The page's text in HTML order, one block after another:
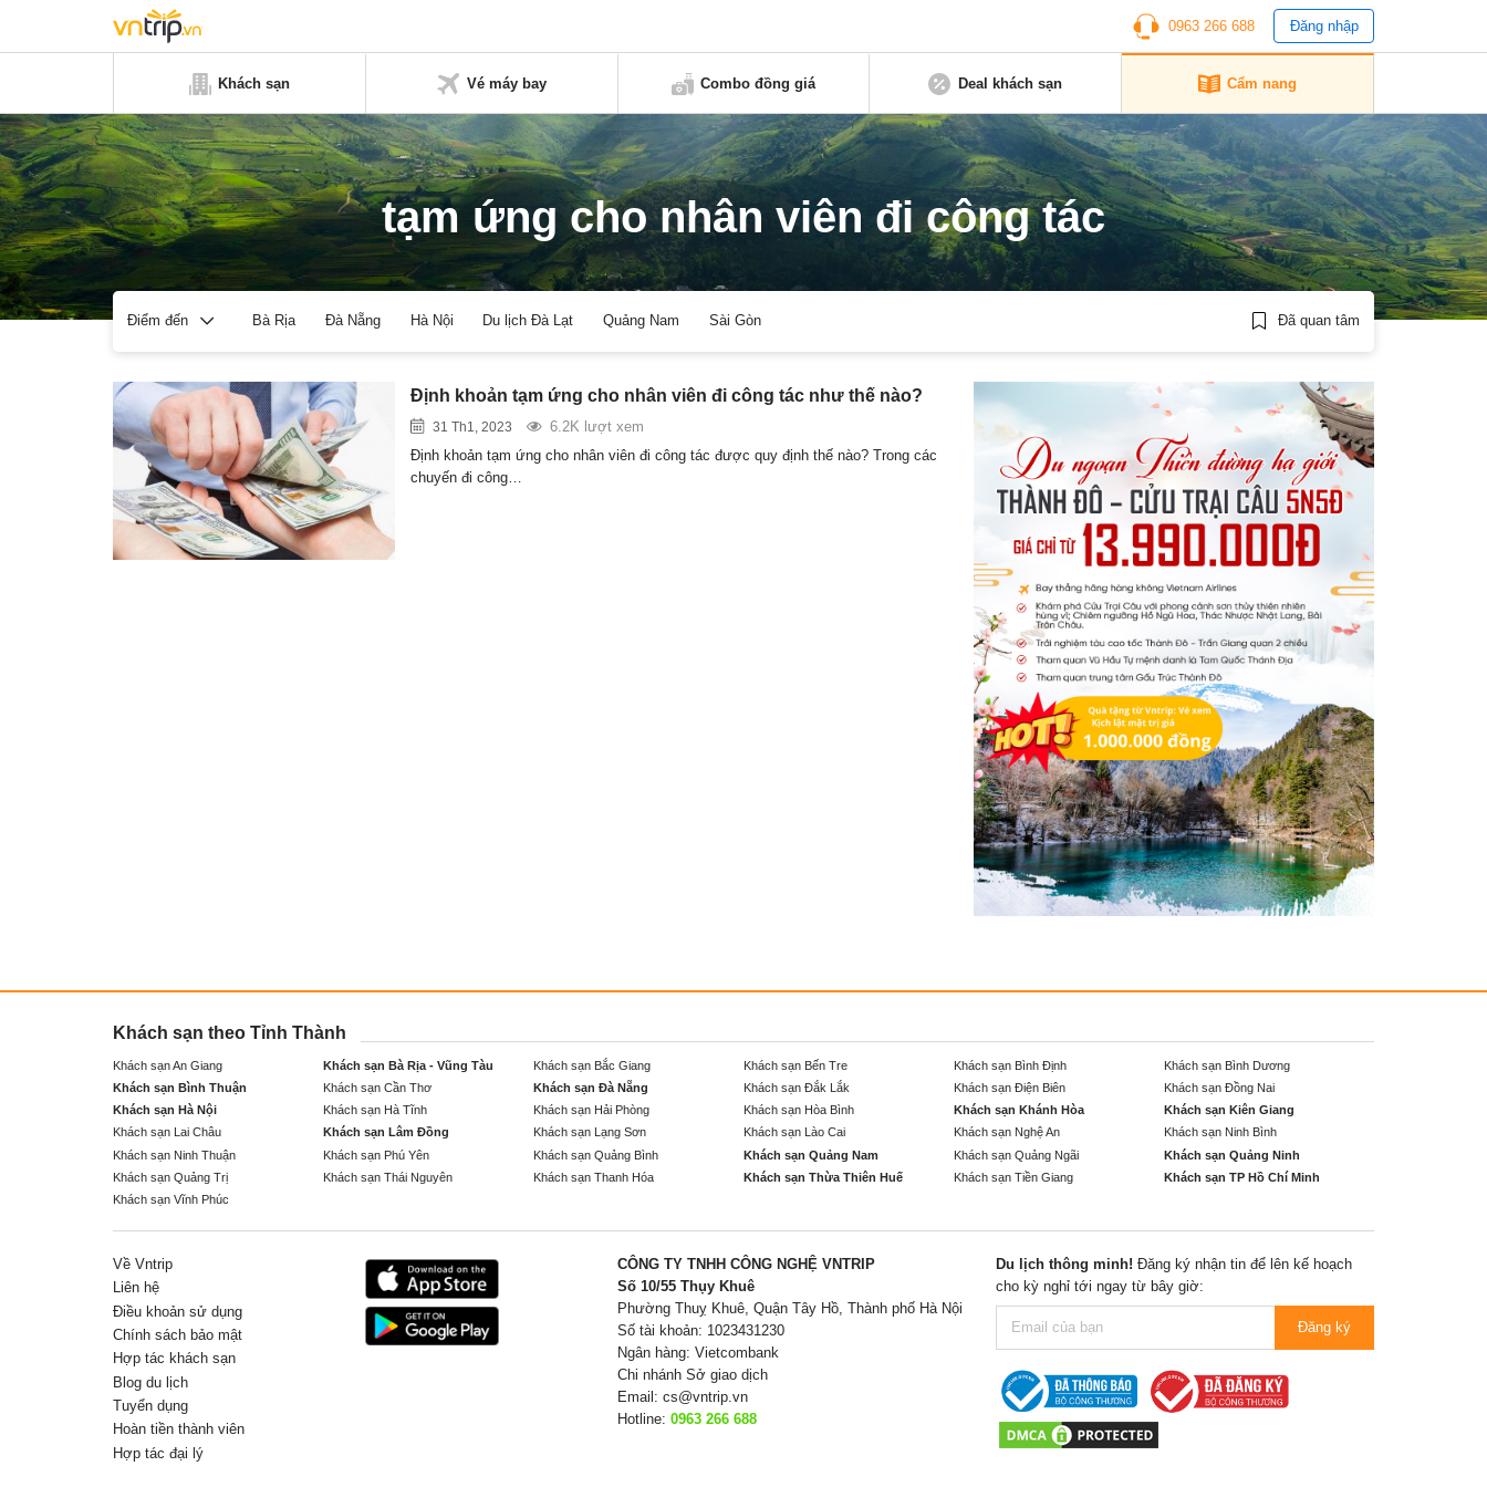
0963 266 688 Đăng nhập
Khách sạn Vé máy bay Combo đồng giá Deal khách sạn Cẩm nang
tạm ứng cho nhân viên đi công tác
Điểm đến Bà Rịa Đà Nẵng Hà Nội Du lịch Đà Lạt Quảng Nam Sài Gòn Đã quan tâm
Định khoản tạm ứng cho nhân viên đi công tác như thế nào?
31 Th1, 2023
6.2K lượt xem
Định khoản tạm ứng cho nhân viên đi công tác được quy định thế nào? Trong các
chuyến đi công…
Khách sạn theo Tỉnh Thành
Khách sạn An Giang Khách sạn Bà Rịa - Vũng Tàu Khách sạn Bắc Giang Khách sạn Bến Tre Khách sạn Bình Định
Khách sạn Bình Dương
Khách sạn Bình Thuận
Khách sạn Cần Thơ Khách sạn Đà Nẵng Khách sạn Đắk Lắk Khách sạn Điện Biên
Khách sạn Đồng Nai
Khách sạn Hà Nội
Khách sạn Hà Tĩnh Khách sạn Hải Phòng Khách sạn Hòa Bình Khách sạn Khánh Hòa
Khách sạn Kiên Giang
Khách sạn Lai Châu
Khách sạn Lâm Đồng Khách sạn Lạng Sơn Khách sạn Lào Cai Khách sạn Nghệ An
Khách sạn Ninh Bình
Khách sạn Ninh Thuận
Khách sạn Phú Yên Khách sạn Quảng Bình Khách sạn Quảng Nam Khách sạn Quảng Ngãi
Khách sạn Quảng Ninh
Khách sạn Quảng Trị
Khách sạn Thái Nguyên Khách sạn Thanh Hóa Khách sạn Thừa Thiên Huế Khách sạn Tiền Giang
Khách sạn TP Hồ Chí Minh
Khách sạn Vĩnh Phúc
Về Vntrip
Liên hệ
Điều khoản sử dụng
Chính sách bảo mật
Hợp tác khách sạn
Blog du lịch
Tuyển dụng
Hoàn tiền thành viên
Hợp tác đại lý
CÔNG TY TNHH CÔNG NGHỆ VNTRIP
Số 10/55 Thụy Khuê
Phường Thuỵ Khuê, Quận Tây Hồ, Thành phố Hà Nội
Số tài khoản: 1023431230
Ngân hàng: Vietcombank
Chi nhánh Sở giao dịch
Email: cs@vntrip.vn
Hotline: 0963 266 688
Du lịch thông minh! Đăng ký nhận tin để lên kế hoạch
cho kỳ nghỉ tới ngay từ bây giờ:
Đăng ký